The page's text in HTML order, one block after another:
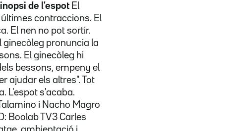
de l'espot El
contraccions. El
El nen no pot sortir.
ginecòleg pronuncia la
El ginecòleg hi
bessons, empeny el
ajudar els altres". Tot
L'espot s'acaba.
i Nacho Magro
Boolab TV3 Carles